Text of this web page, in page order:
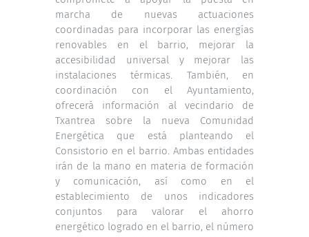
marcha de nuevas actuaciones
coordinadas para incorporar las energías
renovables en el barrio, mejorar la
accesibilidad universal y mejorar las
instalaciones térmicas. También, en
coordinación con el Ayuntamiento,
ofrecerá información al vecindario de
Txantrea sobre la nueva Comunidad
Energética que está planteando el
Consistorio en el barrio. Ambas entidades
irán de la mano en materia de formación
y comunicación, así como en el
establecimiento de unos indicadores
conjuntos para valorar el ahorro
energético logrado en el barrio, el número